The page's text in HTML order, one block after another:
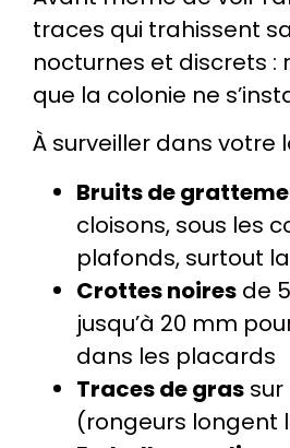
traces qui trahissent
nocturnes et discrets
que la colonie ne
À surveiller dans votre
Bruits de
cloisons, sous les
plafonds, surtout
Crottes noires de
jusqu’à 20 mm
dans les placards
Traces de gras
(rongeurs longent